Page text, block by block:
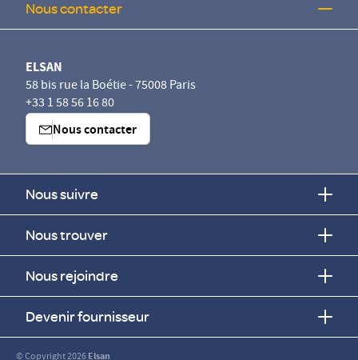
Nous contacter
ELSAN
58 bis rue la Boétie - 75008 Paris
+33 1 58 56 16 80
Nous contacter
Nous suivre
Nous trouver
Nous rejoindre
Devenir fournisseur
Elsan